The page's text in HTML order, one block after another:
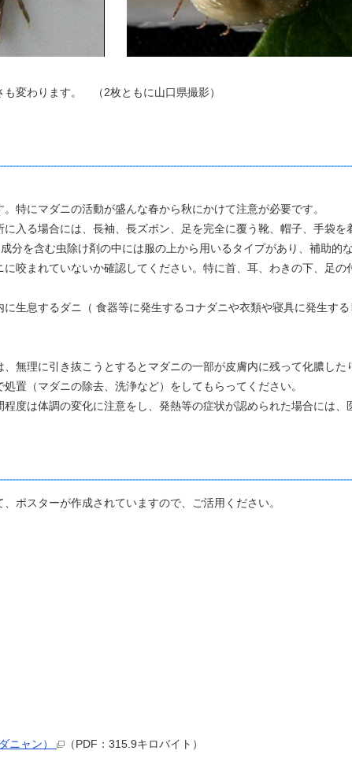
わります。 （2枚ともに山口県撮影）
す。特にマダニの活動が盛んな春から秋にかけて注意が必要
入る場合には、長袖、長ズボン、足を完全に覆う靴、帽子、手袋を
分を含む虫除け剤の中には服の上から用いるタイプがあり、補助的
咬まれていないか確認してください。特に首、耳、わきの下、足
生息するダニ（ 食器等に発生するコナダニや衣類や寝具に発生す
に咬まれた場
無理に引き抜こうとするとマダニの一部が皮膚内に残って化膿し
科）で処置（マダニの除去、洗浄など）をしても
度は体調の変化に注意をし、発熱等の症状が認められた場合には、
ポスターが作成されていますので、ご活用ください。
ニャン） （PDF：315.9キロバイト）